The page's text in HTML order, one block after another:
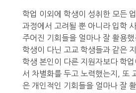
학업 이외에 학생이 성취한 모든
과정에서 고려될 뿐 아니라 입학
주어진 기회들을 얼마나 잘 활용
학생이 다닌 고교 학생들과 같은
학생 본인이 다른 지원자보다 학업
서 차별화를 두고 노력했는지, 또
은 개인적인 기회들을 얼마나 잘